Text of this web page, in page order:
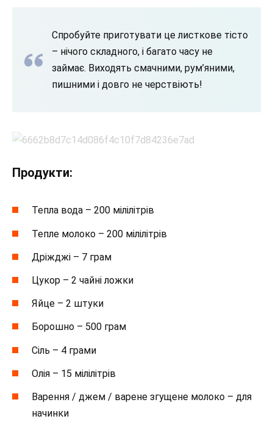
Спробуйте приготувати це листкове тісто
– нічого складного, і багато часу не
займає. Виходять смачними, рум’яними,
пишними і довго не черствіють!
Продукти:
Тепла вода – 200 мілілітрів
Тепле молоко – 200 мілілітрів
Дріжджі – 7 грам
Цукор – 2 чайні ложки
Яйце – 2 штуки
Борошно – 500 грам
Сіль – 4 грами
Олія – 15 мілілітрів
Варення / джем / варене згущене молоко – для
начинки